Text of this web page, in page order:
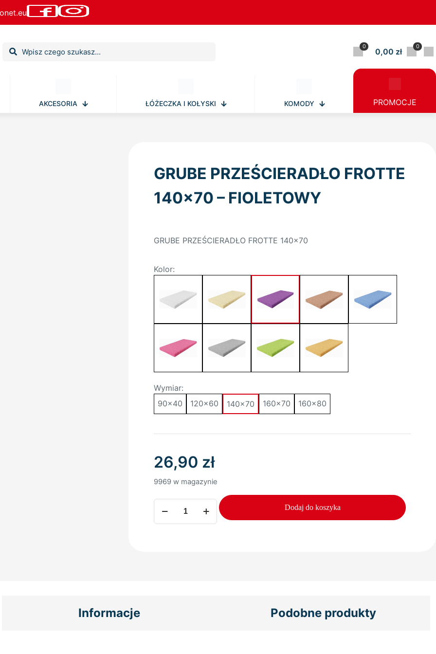
0
0,00 zł
0
AKCESORIA ŁÓŻECZKA I KOŁYSKI KOMODY PROMOCJE
GRUBE PRZEŚCIERADŁO FROTTE
140×70 – FIOLETOWY
GRUBE PRZEŚCIERADŁO FROTTE 140×70
Kolor:
Wymiar:
90x40
120x60 140x70 160x70 160x80
26,90 zł
9969 w magazynie
PRZEŚCIERADŁO
Dodaj do koszyka
Informacje Podobne produkty